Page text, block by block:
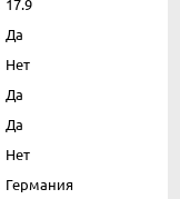
17.9
Да
Нет
Да
Да
Нет
Германия